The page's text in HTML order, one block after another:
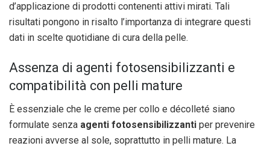
d’applicazione di prodotti contenenti attivi mirati. Tali
risultati pongono in risalto l’importanza di integrare questi
dati in scelte quotidiane di cura della pelle.
Assenza di agenti fotosensibilizzanti e
compatibilità con pelli mature
È essenziale che le creme per collo e décolleté siano
formulate senza agenti fotosensibilizzanti per prevenire
reazioni avverse al sole, soprattutto in pelli mature. La